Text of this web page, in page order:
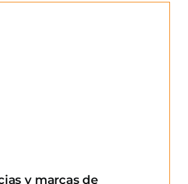
y marcas de